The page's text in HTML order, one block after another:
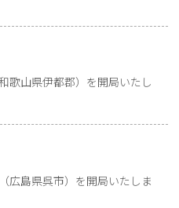
歌山県伊都郡）を開局いたし
広島県呉市）を開局いたしま